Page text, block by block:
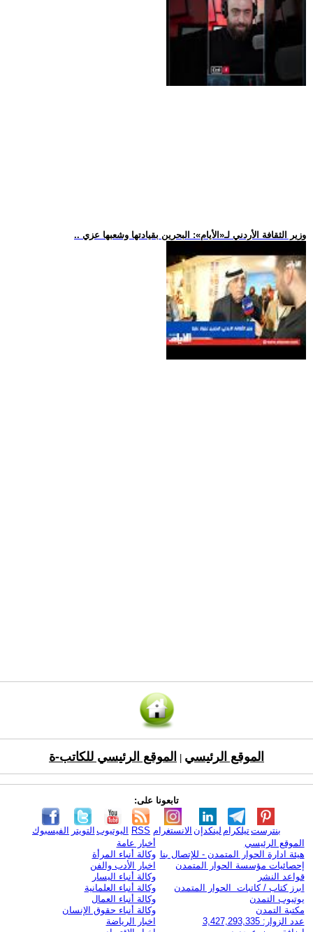
.. وزير الثقافة الأردني لـ«الأيام»: البحرين بقيادتها وشعبها عزي
الموقع الرئيسي الموقع الرئيسي للكاتب-ة
تابعونا على:
الفيسبوك التويتر اليوتيوب RSS الانستغرام لينكدإن تيلكرامبنترست
الموقع الرئيسي
هيئة ادارة الحوار المتمدن - للإتصال بنا
إحصائيات مؤسسة الحوار المتمدن
قواعد النشر
ابرز كتاب / كاتبات الحوار المتمدن
يوتيوب التمدن
مكتبة التمدن
عدد الزوار: 3,427,293,335
أخبار عامة
وكالة أنباء المرأة
اخبار الأدب والفن
وكالة أنباء اليسار
وكالة أنباء العلمانية
وكالة أنباء العمال
وكالة أنباء حقوق الإنسان
اخبار الرياضة